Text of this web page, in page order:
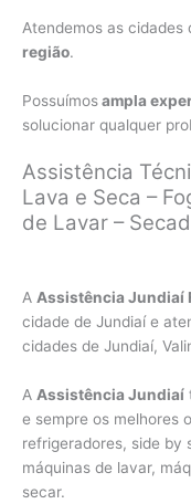
Atendemos as cidades
região.
Possuímosampla
solucionar qualquer
Assistência
Lava e Seca –
de Lavar –
A Assistência Jundiaí
cidade de Jundiaí e
cidades de Jundiaí,
A Assistência Jundiaí
e sempre os melhores
refrigeradores, side by
máquinas de lavar,
secar.